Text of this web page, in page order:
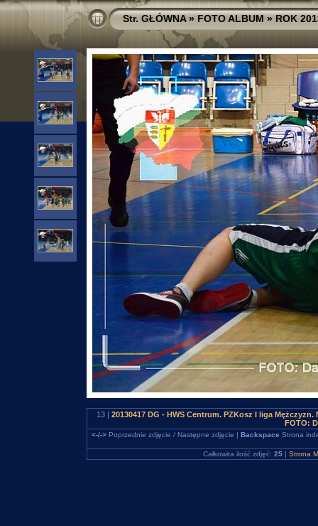
Str. GŁÓWNA»FOTO ALBUM»ROK
13 | 20130417 DG - HWS Centrum. PZKosz I liga
FOTO:
<-/->Poprzednie zdjęcie / Następne zdjęcie | Backspace Strona
Całkowita ilość zdjęć: 25 | Strona